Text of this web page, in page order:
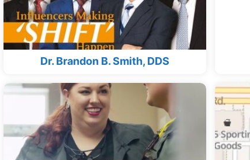
Dr. Brandon B. Smith, DDS